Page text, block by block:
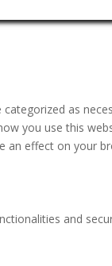
as
you use this
effect on your
and